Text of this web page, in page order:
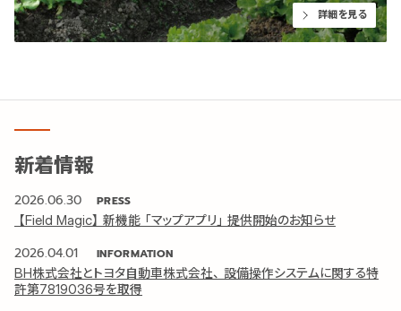
詳細を見る
新着情報
2026.06.30 PRESS
【Field Magic】新機能「マップアプリ」提供開始のお知らせ
2026.04.01 INFORMATION
BH株式会社とトヨタ自動車株式会社、設備操作システムに関する特
許第7819036号を取得